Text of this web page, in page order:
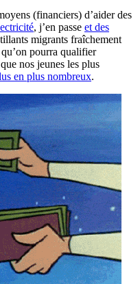
(financiers) d’aider des
, j’en passe et des
migrants fraîchement
pourra qualifier
nos jeunes les plus
en plus nombreux.